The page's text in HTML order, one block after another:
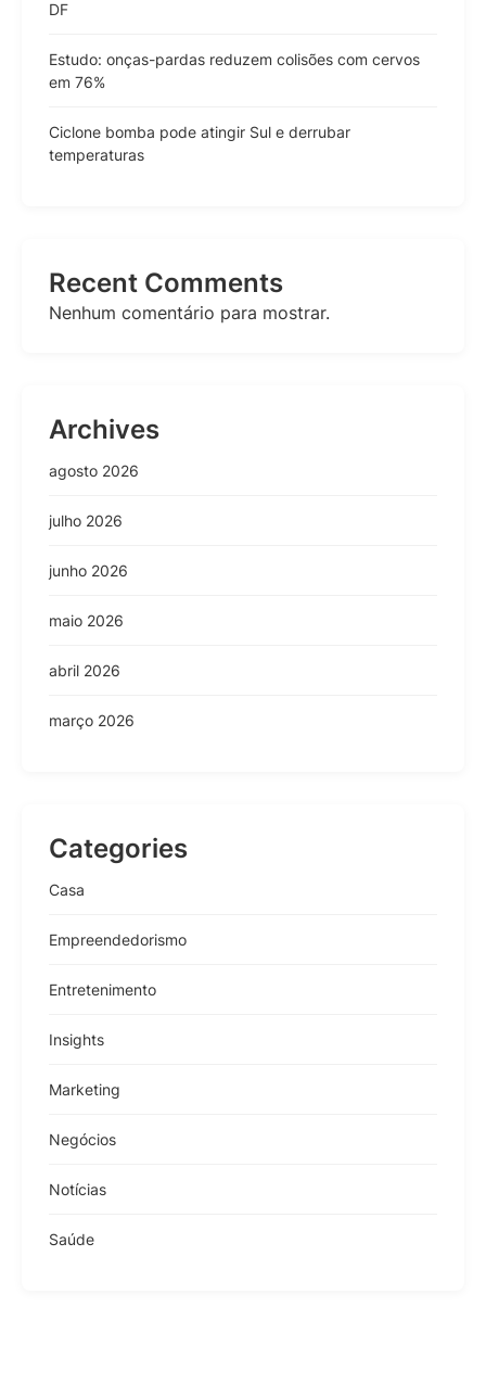
DF
Estudo: onças-pardas reduzem colisões com cervos
em 76%
Ciclone bomba pode atingir Sul e derrubar
temperaturas
Recent Comments
Nenhum comentário para mostrar.
Archives
agosto 2026
julho 2026
junho 2026
maio 2026
abril 2026
março 2026
Categories
Casa
Empreendedorismo
Entretenimento
Insights
Marketing
Negócios
Notícias
Saúde